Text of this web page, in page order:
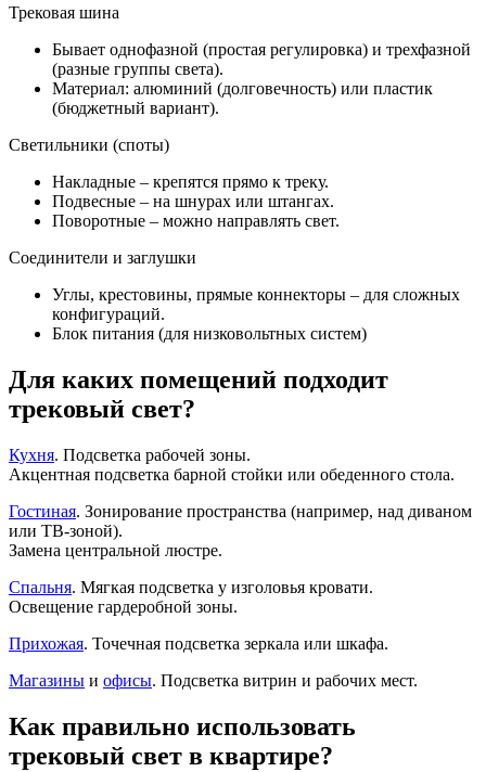
Трековая шина
Бывает однофазной (простая регулировка) и трехфазной
(разные группы света).
Материал: алюминий (долговечность) или пластик
(бюджетный вариант).
Светильники (споты)
Накладные – крепятся прямо к треку.
Подвесные – на шнурах или штангах.
Поворотные – можно направлять свет.
Соединители и заглушки
Углы, крестовины, прямые коннекторы – для сложных
конфигураций.
Блок питания (для низковольтных систем)
Для каких помещений подходит
трековый свет?
Кухня. Подсветка рабочей зоны.
Акцентная подсветка барной стойки или обеденного стола.
Гостиная. Зонирование пространства (например, над диваном
или ТВ-зоной).
Замена центральной люстре.
Спальня. Мягкая подсветка у изголовья кровати.
Освещение гардеробной зоны.
Прихожая. Точечная подсветка зеркала или шкафа.
Магазины и офисы. Подсветка витрин и рабочих мест.
Как правильно использовать
трековый свет в квартире?